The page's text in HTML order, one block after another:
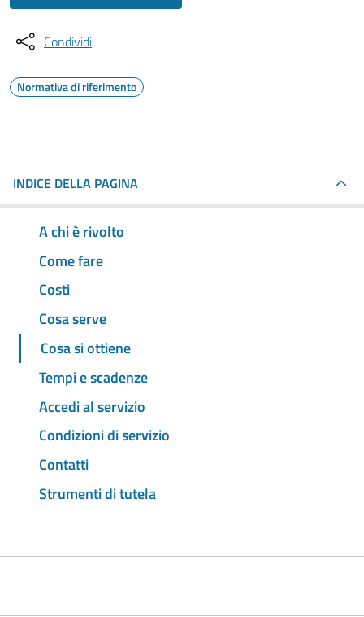
Condividi
Normativa di riferimento
INDICE DELLA PAGINA
A chi è rivolto
Come fare
Costi
Cosa serve
Cosa si ottiene
Tempi e scadenze
Accedi al servizio
Condizioni di servizio
Contatti
Strumenti di tutela